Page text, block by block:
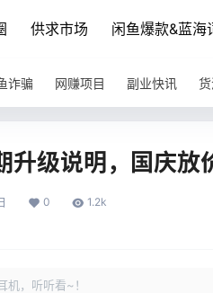
供求市场 闲鱼爆款&蓝海
诈骗 网赚项目 副业快讯
升级说明，国庆放
0 1.2k
机，听听看~！